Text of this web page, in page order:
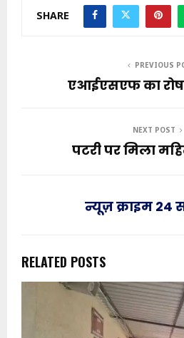
SHARE
PREVIOUS
एआईएसएफ का
NEXT POST
पटरी पर मिला
न्यूज़ क्राइम 24
RELATED POSTS